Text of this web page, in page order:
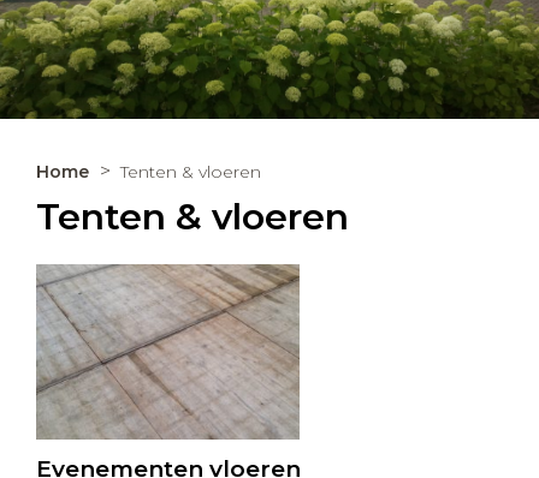
Home Tenten & vloeren
Tenten & vloeren
Evenementen vloeren